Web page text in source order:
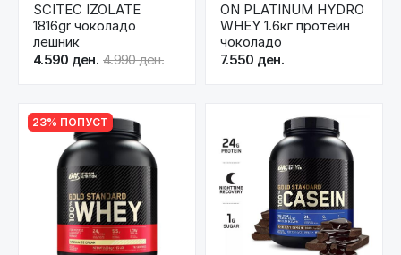
SCITEC IZOLATE
1816gr чоколадо
лешник
4.590 ден. 4.990 ден.
ON PLATINUM HYDRO
WHEY 1.6кг протеин
чоколадо
7.550 ден.
23% ПОПУСТ